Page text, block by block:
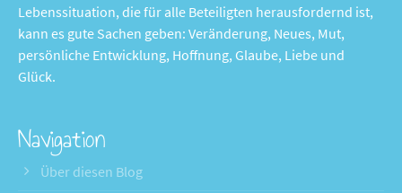
Lebenssituation, die für alle Beteiligten herausfordernd ist,
kann es gute Sachen geben: Veränderung, Neues, Mut,
persönliche Entwicklung, Hoffnung, Glaube, Liebe und
Glück.
Navigation
Über diesen Blog